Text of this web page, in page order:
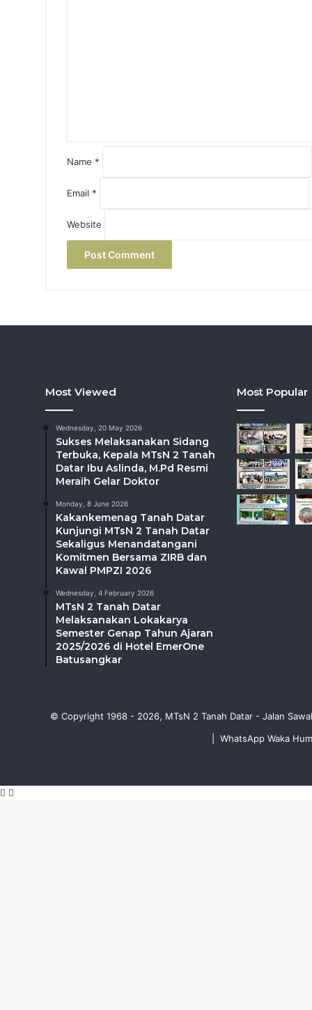
Name *
Email *
Website
Most Viewed
Wednesday, 20 May 2026
Sukses Melaksanakan Sidang
Terbuka, Kepala MTsN 2 Tanah
Datar Ibu Aslinda, M.Pd Resmi
Meraih Gelar Doktor
Monday, 8 June 2026
Kakankemenag Tanah Datar
Kunjungi MTsN 2 Tanah Datar
Sekaligus Menandatangani
Komitmen Bersama ZIRB dan
Kawal PMPZI 2026
Wednesday, 4 February 2026
MTsN 2 Tanah Datar
Melaksanakan Lokakarya
Semester Genap Tahun Ajaran
2025/2026 di Hotel EmerOne
Batusangkar
Most Popular
© Copyright 1968 - 2026, MTsN 2 Tanah Datar - Jalan
WhatsApp Waka
Facebook